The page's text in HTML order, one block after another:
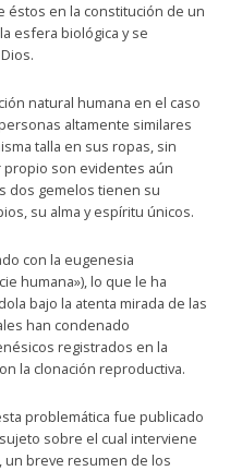
éstos en la constitución de un
esfera biológica y se
natural humana en el caso
altamente similares
talla en sus ropas, sin
propio son evidentes aún
dos gemelos tienen su
su alma y espíritu únicos.
con la eugenesia
humana»), lo que le ha
bajo la atenta mirada de las
han condenado
registrados en la
la clonación reproductiva.
problemática fue publicado
sobre el cual interviene
un breve resumen de los